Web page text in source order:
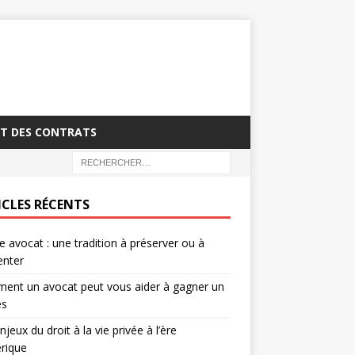
DES CONTRATS
RÉCENTS
avocat : une tradition à préserver ou à
un avocat peut vous aider à gagner un
du droit à la vie privée à l’ère